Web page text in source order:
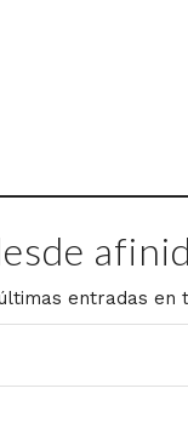
entradas en